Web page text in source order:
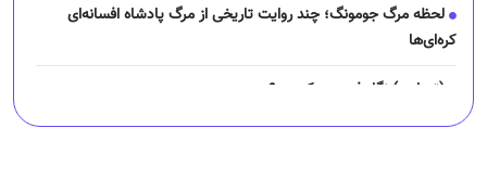
چرا رانندگان اسنپ می‌خواهند اعتصاب کنند؟